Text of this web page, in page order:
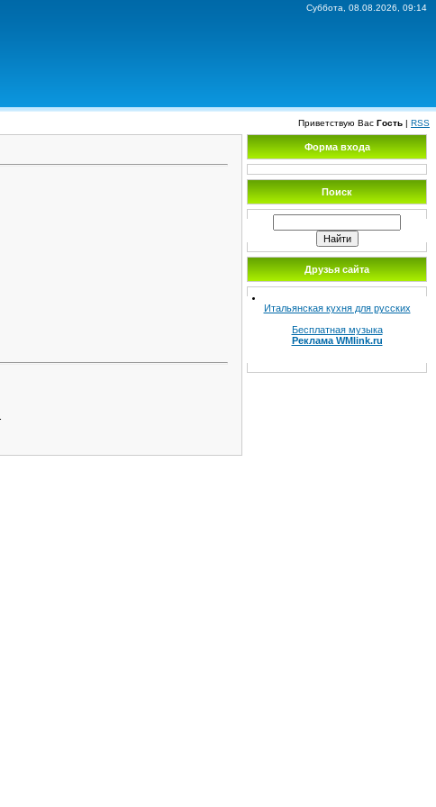
Суббота, 08.08.2026, 09:14
Приветствую Вас Гость | RSS
Форма входа
Поиск
Друзья сайта
Итальянская кухня для русских
Бесплатная музыка
Реклама WMlink.ru